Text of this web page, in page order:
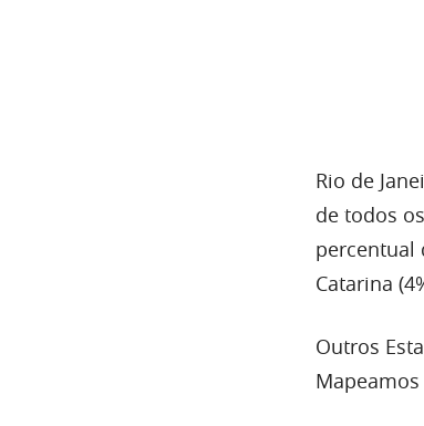
Rio de
de todos
percentual
Catarina
Outros